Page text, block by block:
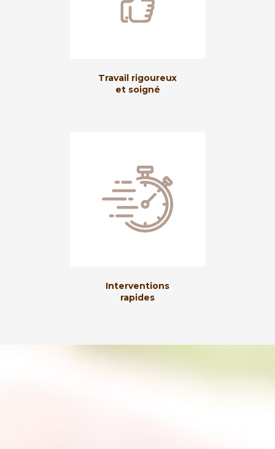
Travail rigoureux
et soigné
Interventions
rapides